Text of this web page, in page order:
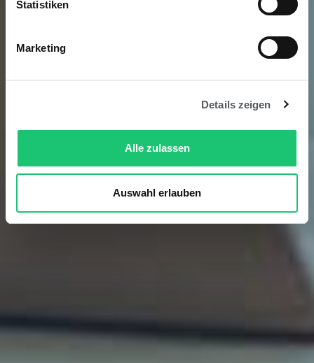
Statistiken
Marketing
Details zeigen
Alle zulassen
Auswahl erlauben